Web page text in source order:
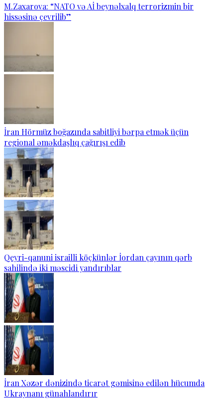
M.Zaxarova: “NATO və Aİ beynəlxalq terrorizmin bir
hissəsinə çevrilib”
İran Hörmüz boğazında sabitliyi bərpa etmək üçün
regional əməkdaşlıq çağırışı edib
Qeyri-qanuni israilli köçkünlər İordan çayının qərb
sahilində iki məscidi yandırıblar
İran Xəzər dənizində ticarət gəmisinə edilən hücumda
Ukraynanı günahlandırır